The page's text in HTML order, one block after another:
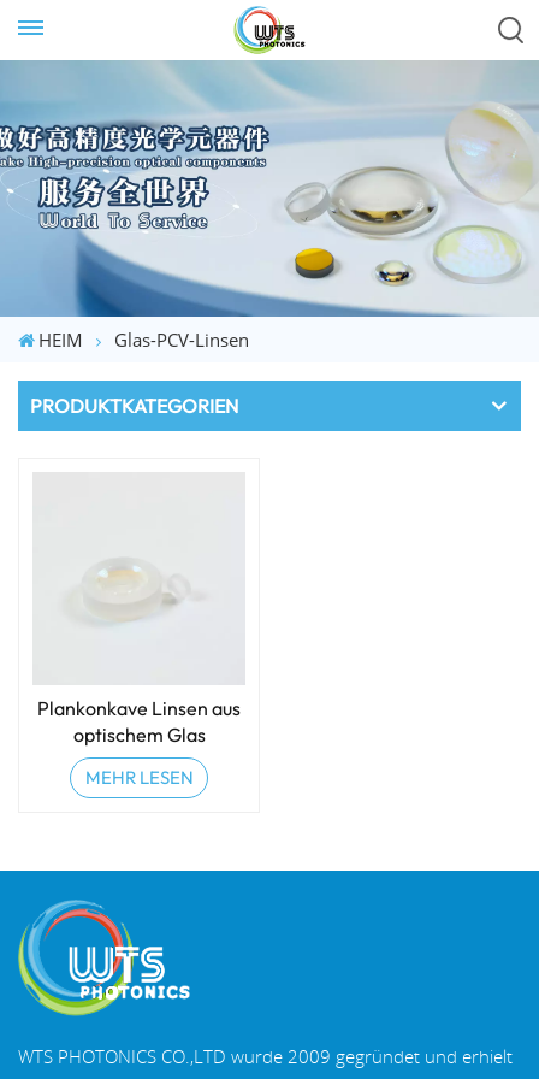
HEIM Glas-PCV-Linsen
PRODUKTKATEGORIEN
Plankonkave Linsen aus
optischem Glas
MEHR LESEN
WTS PHOTONICS CO.,LTD wurde 2009 gegründet und erhielt